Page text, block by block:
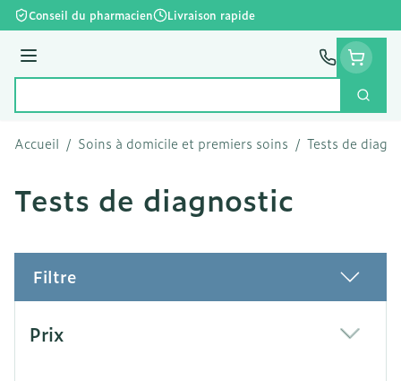
Aller au contenu
Conseil du pharmacien Livraison rapide
Menu
Accueil / Soins à domicile et premiers soins / Tests de
Tests de diagnostic
Filtre
Prix